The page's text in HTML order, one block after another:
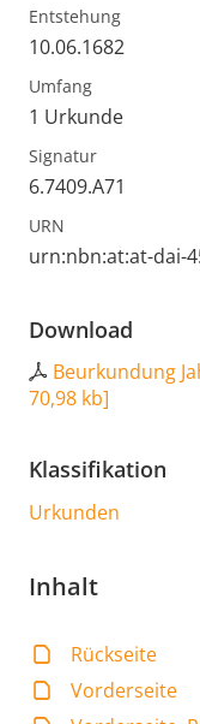
Entstehung
10.06.1682
Umfang
1 Urkunde
Signatur
6.7409.A71
URN
urn:nbn:at:at-dai-
Download
Beurkundung
70,98 kb]
Klassifikation
Urkunden
Inhalt
Rückseite
Vorderseite